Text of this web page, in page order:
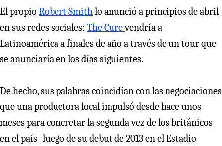
El propio Robert Smithlo anunció a principios de abril
en sus redes sociales: The Curevendría a
Latinoamérica a finales de año a través de un tour que
se anunciaría en los días siguientes.
De hecho, sus palabras coincidían con las negociaciones
que una productora local impulsó desde hace unos
meses para concretar la segunda vez de los británicos
en el país -luego de su debut de 2013 en el Estadio